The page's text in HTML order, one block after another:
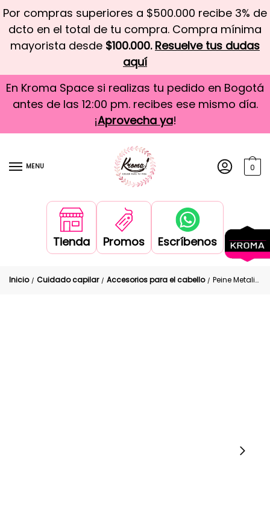
Por compras superiores a $500.000 recibe 3% de
dcto en el total de tu compra. Compra mínima
mayorista desde $100.000. Resuelve tus dudas
aquí
En Kroma Space si realizas tu pedido en Bogotá
antes de las 12:00 pm. recibes ese mismo día.
¡Aprovecha ya!
MENU 0
Tienda Promos Escríbenos
Inicio / Cuidado capilar / Accesorios para el cabello / Peine Metalico Liendres Piojos